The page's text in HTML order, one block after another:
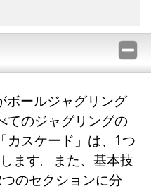
ボールジャグリング
てのジャグリングの
カスケード」は、1つ
ます。また、基本技
のセクションに分